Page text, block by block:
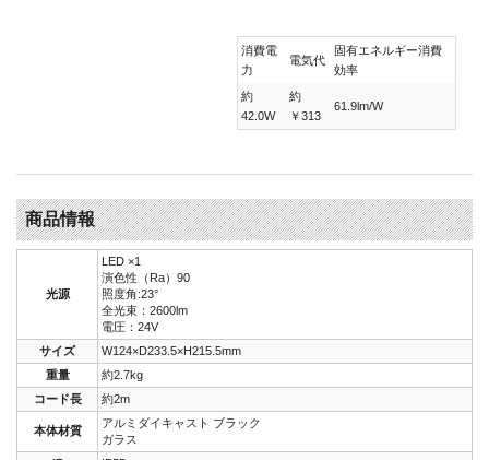
消費電
力
電気代
固有エネルギー消費
効率
約
42.0W
約
￥313
61.9lm/W
商品情報
光源
LED ×1
演色性（Ra）90
照度角:23°
全光束：2600lm
電圧：24V
サイズ
W124×D233.5×H215.5mm
重量
約2.7kg
コード長
約2m
本体材質
アルミダイキャスト ブラック
ガラス